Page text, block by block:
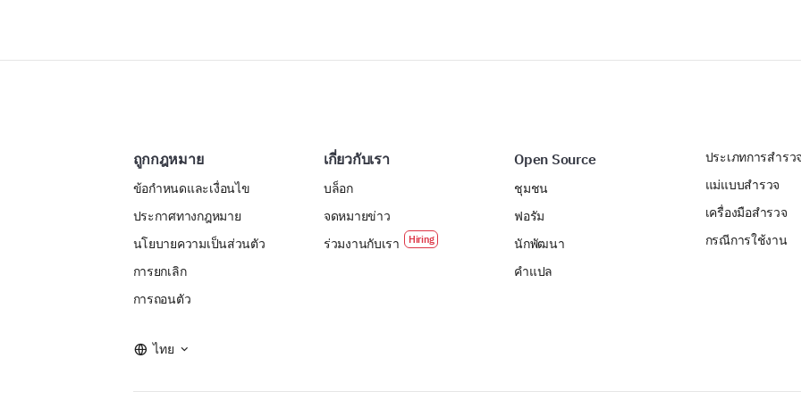
ถูกกฎหมาย
ข้อกำหนดและเงื่อนไข
ประกาศทางกฎหมาย
นโยบายความเป็นส่วนตัว
การยกเลิก
การถอนตัว
เกี่ยวกับเรา
บล็อก
จดหมายข่าว
ร่วมงานกับเรา
Open Source
ชุมชน
ฟอรัม
นักพัฒนา
คำแปล
ประเภทการสำรว
แม่แบบสำรวจ
เครื่องมือสำรวจ
กรณีการใช้งาน
ไทย